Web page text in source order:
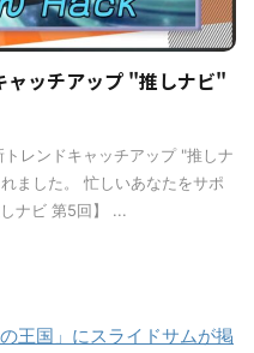
ャッチアップ "推しナビ"
レンドキャッチアップ "推しナ
ました。 忙しいあなたをサポ
ナビ 第5回】 ...
王国」にスライドサムが掲